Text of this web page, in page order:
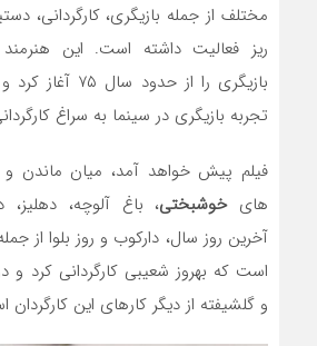
مختلف از جمله بازیگری، کارگردانی،
ریز فعالیت داشته است. این
بازیگری را از
تجربه بازیگری در سینما به سراغ
فیلم پیش خواهد آمد، میان ماندن و
هایخوشبختی، باغ آلوچه، دهلیز،
آخرین روز سال، دارکوب و روز بلوا از
است که بهروز شعیبی کارگردانی کرد و
و گلشیفته از دیگر کارهای این